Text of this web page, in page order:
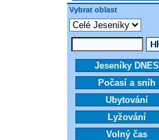
Vybrat oblast
Jeseníky DNES
Počasí a sníh
Ubytování
Lyžování
Volný čas